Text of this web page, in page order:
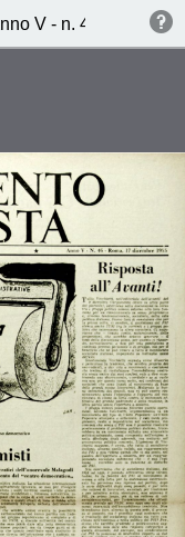
V - n. 46 - 17